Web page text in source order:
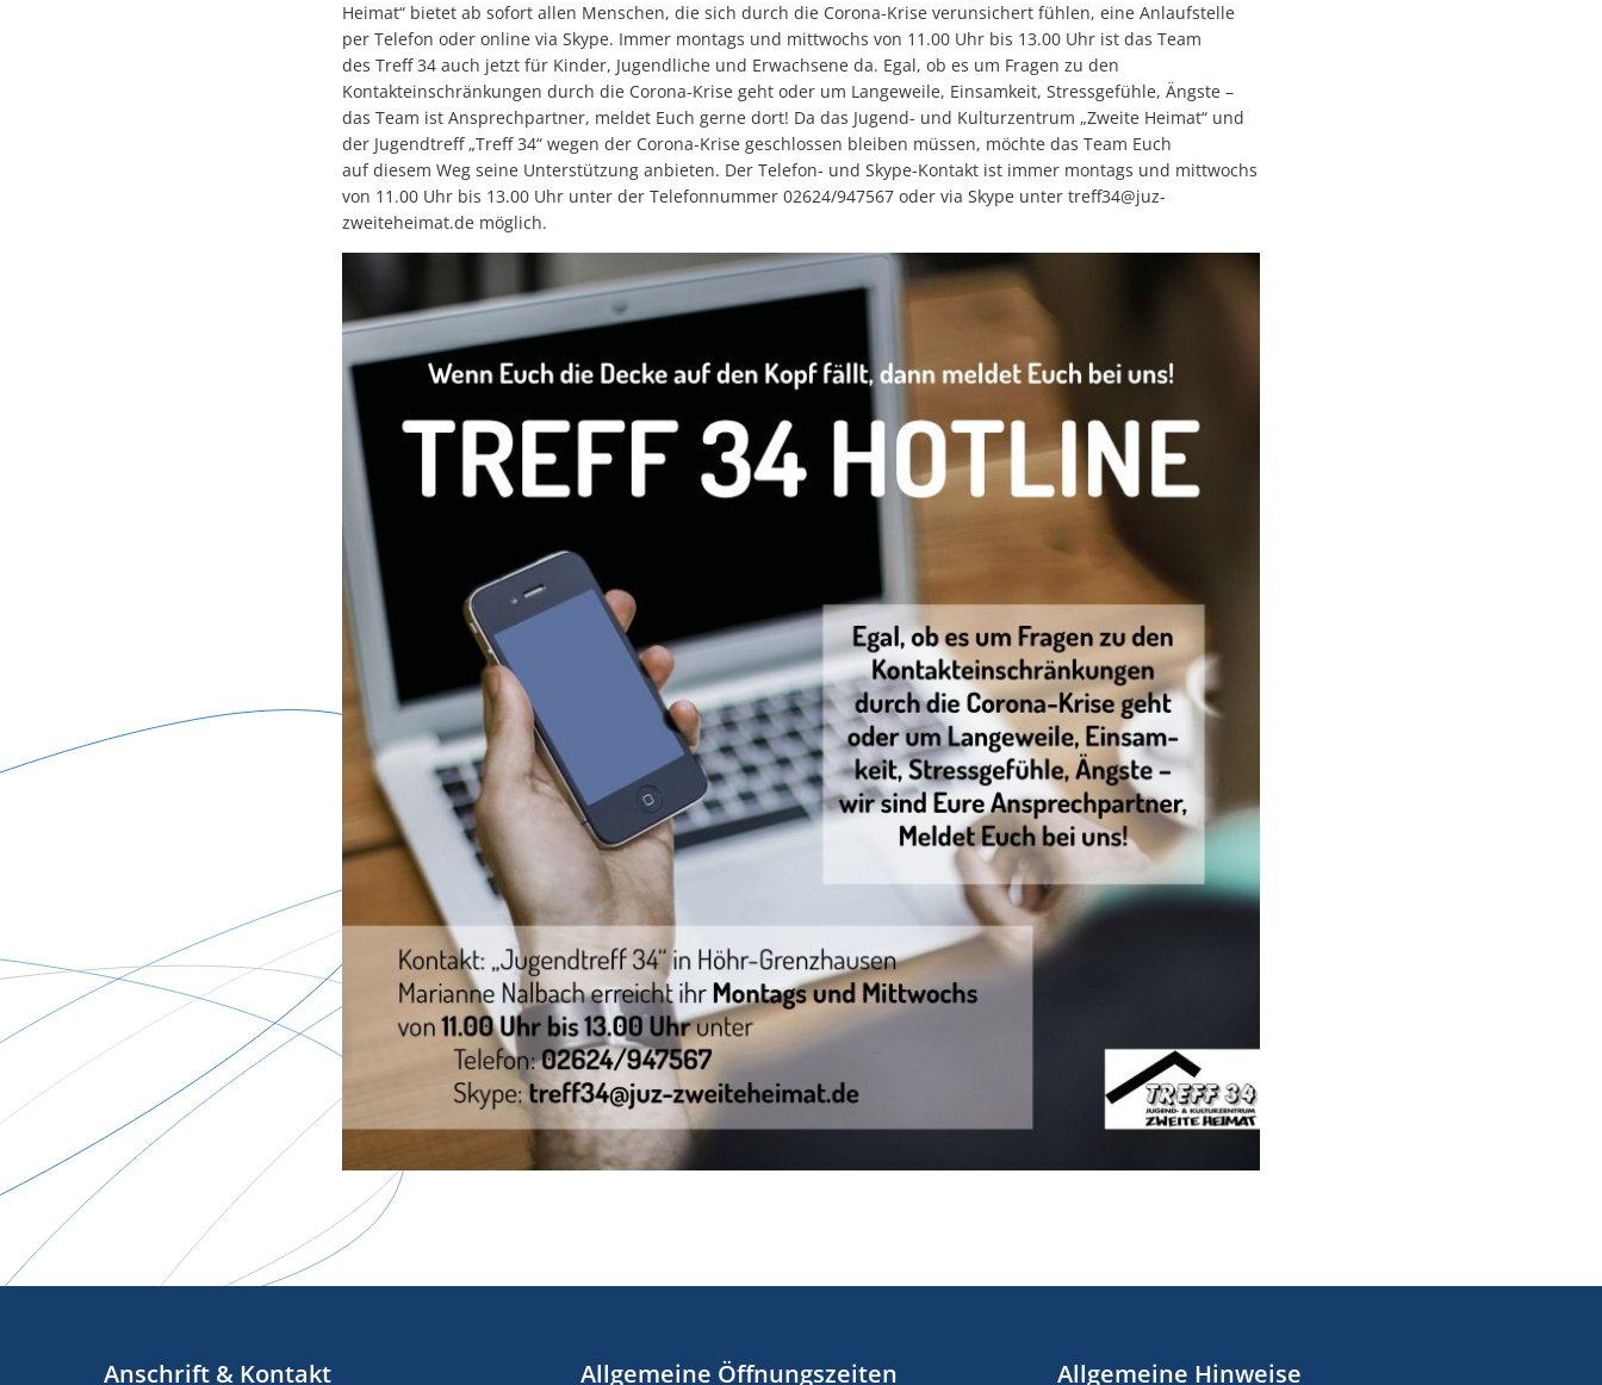
Heimat“ bietet ab sofort allen Menschen, die sich durch die Corona-Krise verunsichert fühlen, eine Anlaufstelle
per Telefon oder online via Skype. Immer montags und mittwochs von 11.00 Uhr bis 13.00 Uhr ist das Team
des Treff 34 auch jetzt für Kinder, Jugendliche und Erwachsene da. Egal, ob es um Fragen zu den
Kontakteinschränkungen durch die Corona-Krise geht oder um Langeweile, Einsamkeit, Stressgefühle, Ängste –
das Team ist Ansprechpartner, meldet Euch gerne dort! Da das Jugend- und Kulturzentrum „Zweite Heimat“ und
der Jugendtreff „Treff 34“ wegen der Corona-Krise geschlossen bleiben müssen, möchte das Team Euch
auf diesem Weg seine Unterstützung anbieten. Der Telefon- und Skype-Kontakt ist immer montags und mittwochs
von 11.00 Uhr bis 13.00 Uhr unter der Telefonnummer 02624/947567 oder via Skype unter treff34@juz-
zweiteheimat.de möglich.
Anschrift & Kontakt Allgemeine Öffnungszeiten Allgemeine Hinweise